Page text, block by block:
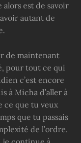
est de savoir
autant de
de maintenant
pour tout ce qui
c’est encore
à Micha d’aller à
ce que tu veux
que tu passais
de l’ordre.